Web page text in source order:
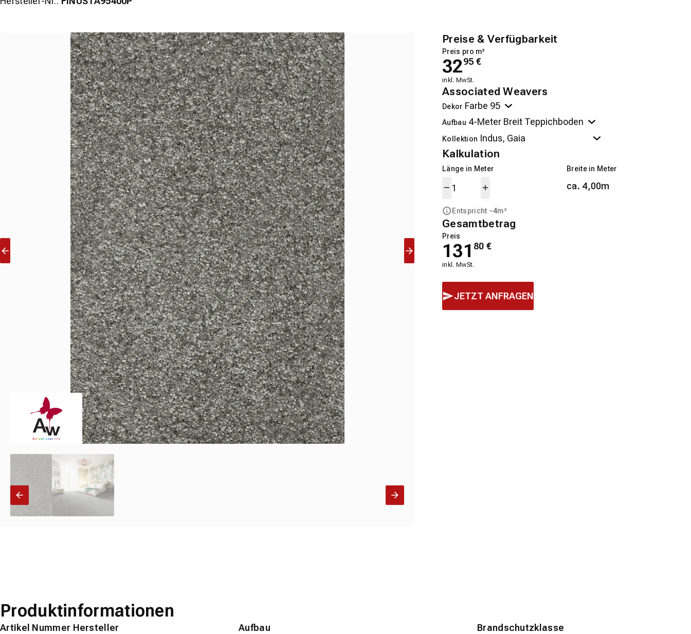
Preise & Verfügbarkeit
Preis pro m²
3295 €
inkl. MwSt.
Associated Weavers
Dekor
Aufbau
Kollektion
Kalkulation
Länge in Meter
Entspricht ~4m²
Breite in Meter
ca. 4,00m
Gesamtbetrag
Preis
131 80 €
inkl. MwSt.
JETZT ANFRAGEN
Produktinformationen
Artikel Nummer Hersteller Aufbau Brandschutzklasse